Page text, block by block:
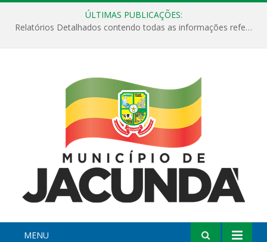
ÚLTIMAS PUBLICAÇÕES:
Relatórios Detalhados contendo todas as informações referentes a execução de recursos destinados ao fomento de projetos culturais no Município de Jacundá entre os anos de 2022 ao presente ano de 2026.
MENU